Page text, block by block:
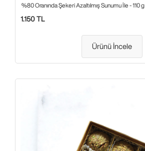
%80 Oranında Şekeri Azaltılmış Sunumu İle - 110 g
1.150 TL
Ürünü İncele